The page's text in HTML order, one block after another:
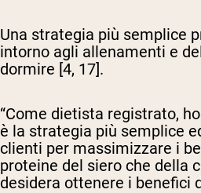
Una strategia più semplice
intorno agli allenamenti e
dormire [4, 17].
“Come dietista registrato,
è la strategia più semplice
clienti per massimizzare i
proteine del siero che della
desidera ottenere i benefici